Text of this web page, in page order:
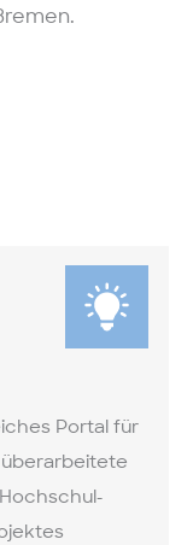
Portal für